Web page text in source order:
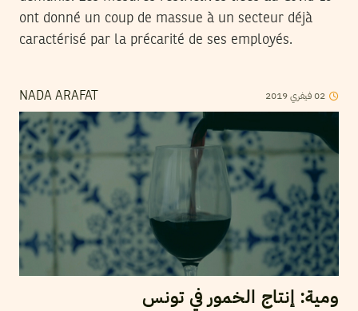
ont donné un coup de massue à un secteur déjà
caractérisé par la précarité de ses employés.
NADA ARAFAT 02فيفري2019
ومية: إنتاج الخمور في تونس